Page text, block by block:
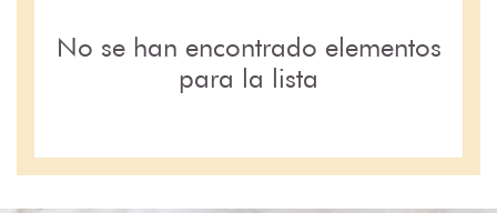
No se han encontrado elementos
para la lista